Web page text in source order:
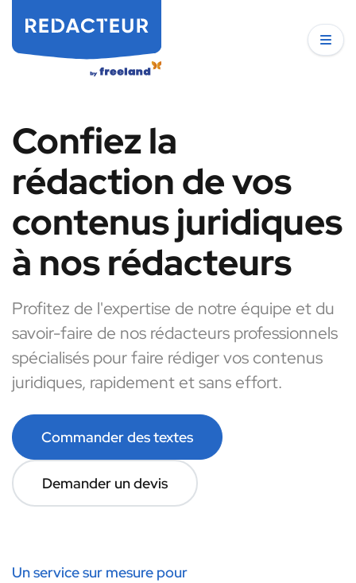
Confiez la
rédaction de vos
contenus juridiques
à nos rédacteurs
Profitez de l'expertise de notre équipe et du
savoir-faire de nos rédacteurs professionnels
spécialisés pour faire rédiger vos contenus
juridiques, rapidement et sans effort.
Commander des textes
Demander un devis
Un service sur mesure pour